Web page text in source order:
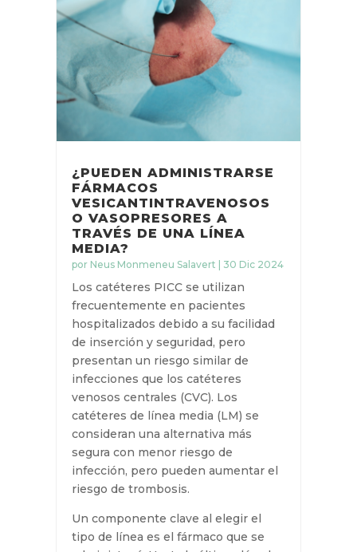
¿PUEDEN ADMINISTRARSE
FÁRMACOS
VESICANTINTRAVENOSOS
O VASOPRESORES A
TRAVÉS DE UNA LÍNEA
MEDIA?
por |
2024
Los catéteres PICC se utilizan
frecuentemente en pacientes
hospitalizados debido a su facilidad
de inserción y seguridad, pero
presentan un riesgo similar de
infecciones que los catéteres
venosos centrales (CVC). Los
catéteres de línea media (LM) se
consideran una alternativa más
segura con menor riesgo de
infección, pero pueden aumentar
el riesgo de trombosis.
Un componente clave al elegir el